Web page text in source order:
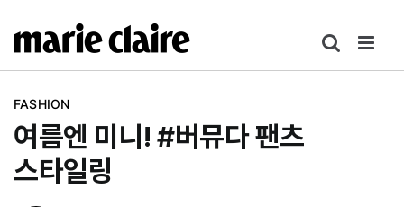
텐
FASHION
여름엔 미니! #버뮤다 팬츠
스타일링